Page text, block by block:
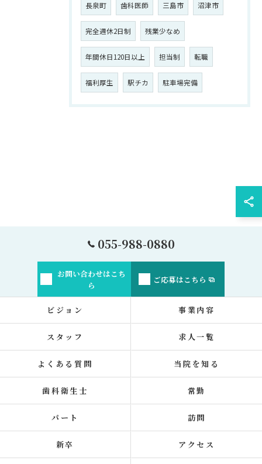
長泉町 歯科医師 三島市 沼津市
完全週休2日制 残業少なめ
年間休日120日以上 担当制 転職
福利厚生 駅チカ 駐車場完備
055-988-0880
お問い合わせはこち
ら
ご応募はこちら
ビジョン 事業内容
スタッフ 求人一覧
よくある質問 当院を知る
歯科衛生士 常勤
パート 訪問
新卒 アクセス